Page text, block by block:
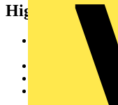
Highlights
Gemeinsames
Alle Geräte- und
Auswahl und
Konfiguration